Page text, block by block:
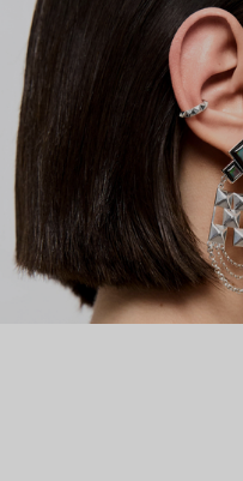
различными свойствами –
Дизайнер Анастасия
украшений, и её мечта